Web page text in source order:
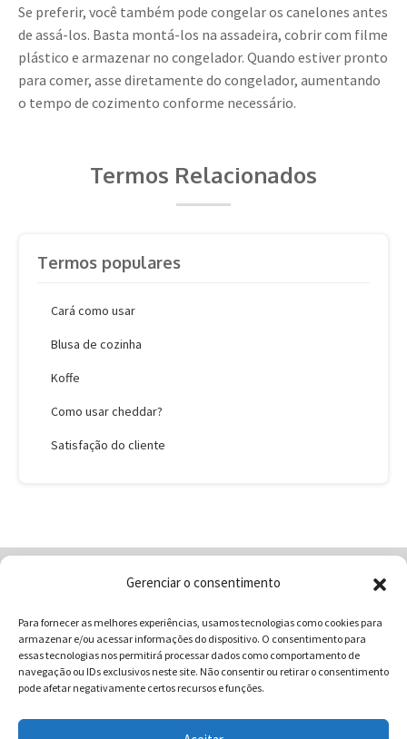
Gerenciar o consentimento
Para fornecer as melhores experiências, usamos tecnologias como cookies para
armazenar e/ou acessar informações do dispositivo. O consentimento para
essas tecnologias nos permitirá processar dados como comportamento de
navegação ou IDs exclusivos neste site. Não consentir ou retirar o consentimento
pode afetar negativamente certos recursos e funções.
Se preferir, você também pode congelar os canelones antes
de assá-los. Basta montá-los na assadeira, cobrir com filme
plástico e armazenar no congelador. Quando estiver pronto
para comer, asse diretamente do congelador, aumentando
o tempo de cozimento conforme necessário.
Termos Relacionados
Termos populares
Cará como usar
Blusa de cozinha
Koffe
Como usar cheddar?
Satisfação do cliente
Contatos
Receitas
Blog
Vocabulário da Gastronomia